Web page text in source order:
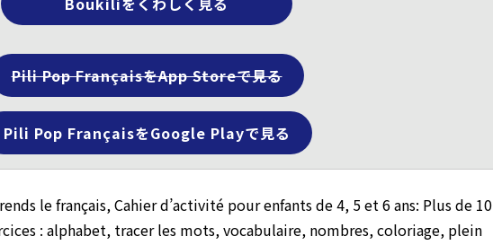
Pili Pop FrançaisをApp Storeで見る
Pili Pop FrançaisをGoogle Playで見る
le français, Cahier d’activité pour enfants de 4, 5 et 6 ans: Plus de 10
: alphabet, tracer les mots, vocabulaire, nombres, coloriage, plein